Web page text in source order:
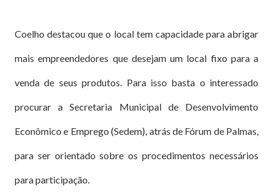
Coelho destacou que o local tem capacidade para abrigar
mais empreendedores que desejam um local fixo para a
venda de seus produtos. Para isso basta o interessado
procurar a Secretaria Municipal de Desenvolvimento
Econômico e Emprego (Sedem), atrás de Fórum de Palmas,
para ser orientado sobre os procedimentos necessários
para participação.